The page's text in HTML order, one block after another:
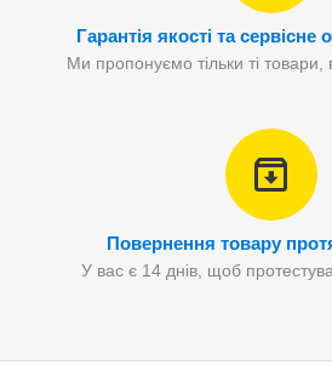
Гарантія якості та сервісне
Ми пропонуємо тільки ті товари,
Повернення товару
У вас є 14 днів, щоб